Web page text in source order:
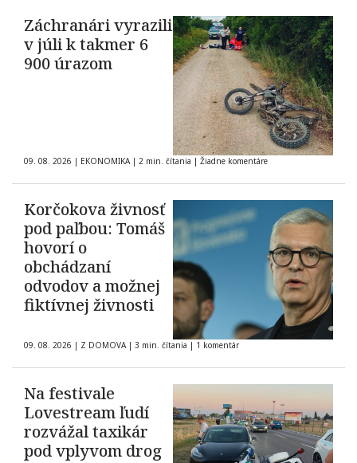
Záchranári vyrazili
v júli k takmer 6
900 úrazom
09. 08. 2026 | EKONOMIKA | 2 min. čítania | Žiadne komentáre
Korčokova živnosť
pod paľbou: Tomáš
hovorí o
obchádzaní
odvodov a možnej
fiktívnej živnosti
09. 08. 2026 | Z DOMOVA | 3 min. čítania | 1 komentár
Na festivale
Lovestream ľudí
rozvážal taxikár
pod vplyvom drog